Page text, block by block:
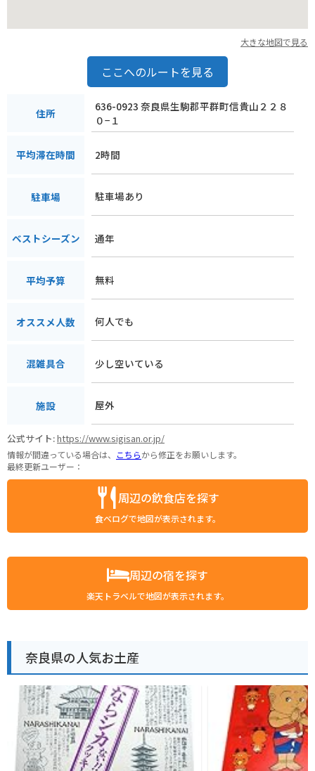
大きな地図で見る
ここへのルートを見る
住所
636-0923 奈良県生駒郡平群町信貴山２２８
０−１
平均滞在時間 2時間
駐車場 駐車場あり
ベストシーズン 通年
平均予算 無料
オススメ人数 何人でも
混雑具合 少し空いている
施設 屋外
公式サイト:https://www.sigisan.or.jp/
情報が間違っている場合は、 こちらから修正をお願いします。
最終更新ユーザー：
周辺の飲食店を探す
食べログで地図が表示されます。
周辺の宿を探す
楽天トラベルで地図が表示されます。
奈良県の人気お土産